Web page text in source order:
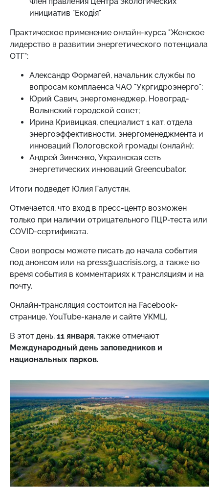
инициатив "Екодія"
Практическое применение онлайн-курса "Женское
лидерство в развитии энергетического потенциала
ОТГ":
Александр Формагей, начальник службы по
вопросам комплаенса ЧАО "Укргидроэнерго";
Юрий Савич, энергоменеджер, Новоград-
Волынский городской совет;
Ирина Кривицкая, специалист 1 кат. отдела
энергоэффективности, энергоменеджмента и
инноваций Пологовской громады (онлайн);
Андрей Зинченко, Украинская сеть
энергетических инноваций Greencubator.
Итоги подведет Юлия Галустян.
Отмечается, что вход в пресс-центр возможен
только при наличии отрицательного ПЦР-теста или
СOVID-сертификата.
Свои вопросы можете писать до начала события
под анонсом или на press@uacrisis.org, а также во
время события в комментариях к трансляциям и на
почту.
Онлайн-трансляция состоится на Facebook-
странице, YouTube-канале и сайте УКМЦ.
В этот день, 11 января, также отмечают
Международный день заповедников и
национальных парков.